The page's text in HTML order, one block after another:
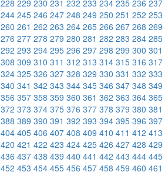
228 229 230 231 232 233 234 235 236 237
244 245 246 247 248 249 250 251 252 253
260 261 262 263 264 265 266 267 268 269
276 277 278 279 280 281 282 283 284 285
292 293 294 295 296 297 298 299 300 301
308 309 310 311 312 313 314 315 316 317
324 325 326 327 328 329 330 331 332 333
340 341 342 343 344 345 346 347 348 349
356 357 358 359 360 361 362 363 364 365
372 373 374 375 376 377 378 379 380 381
388 389 390 391 392 393 394 395 396 397
404 405 406 407 408 409 410 411 412 413
420 421 422 423 424 425 426 427 428 429
436 437 438 439 440 441 442 443 444 445
452 453 454 455 456 457 458 459 460 461